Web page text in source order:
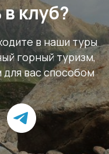
клуб?
в наши туры
горный туризм,
вас способом